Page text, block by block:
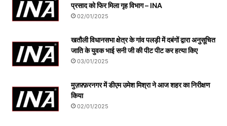
प्रसाद को फिर मिला गृह विभाग – INA
02/01/2025
खतौली विधानसभा क्षेत्र के गांव पलड़ी में दबंगों द्वारा अनुसूचित
जाति के युवक भाई सनी जी की पीट पीट कर हत्या किए
03/01/2025
मुज़फ़्फ़रनगर में डीएम उमेश मिश्रा ने आज शहर का निरीक्षण
किया
02/01/2025